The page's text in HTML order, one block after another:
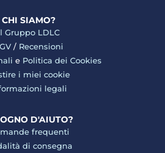
CHI SIAMO?
Gruppo LDLC
/ Recensioni
e Politica dei Cookies
i miei cookie
legali
D'AIUTO?
frequenti
di consegna